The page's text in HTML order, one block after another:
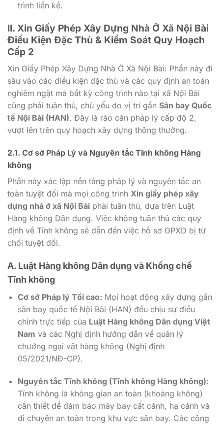
trình liền kề.
II. Xin Giấy Phép Xây Dựng Nhà Ở Xã Nội Bài
Điều Kiện Đặc Thù & Kiểm Soát Quy Hoạch
Cấp 2
Xin Giấy Phép Xây Dựng Nhà Ở Xã Nội Bài: Phần này đi
sâu vào các điều kiện đặc thù và các quy định an toàn
nghiêm ngặt mà bất kỳ công trình nào tại xã Nội Bài
cũng phải tuân thủ, chủ yếu do vị trí gần Sân bay Quốc
tế Nội Bài (HAN). Đây là rào cản pháp lý cấp độ 2,
vượt lên trên quy hoạch xây dựng thông thường.
2.1. Cơ sở Pháp Lý và Nguyên tắc Tĩnh không Hàng
không
Phần này xác lập nền tảng pháp lý và nguyên tắc an
toàn tuyệt đối mà mọi công trình Xin giấy phép xây
dựng nhà ở xã Nội Bài phải tuân thủ, dựa trên Luật
Hàng không Dân dụng. Việc không tuân thủ các quy
định về Tĩnh không sẽ dẫn đến việc hồ sơ GPXD bị từ
chối tuyệt đối.
A. Luật Hàng không Dân dụng và Khống chế
Tĩnh không
Cơ sở Pháp lý Tối cao: Mọi hoạt động xây dựng gần
sân bay quốc tế Nội Bài (HAN) đều chịu sự điều
chỉnh trực tiếp của Luật Hàng không Dân dụng Việt
Nam và các Nghị định hướng dẫn về quản lý
chướng ngại vật hàng không (Nghị định
05/2021/NĐ-CP).
Nguyên tắc Tĩnh không (Tĩnh không Hàng không):
Tĩnh không là không gian an toàn (khoảng không)
cần thiết để đảm bảo máy bay cất cánh, hạ cánh và
di chuyển an toàn trong khu vực sân bay. Các công